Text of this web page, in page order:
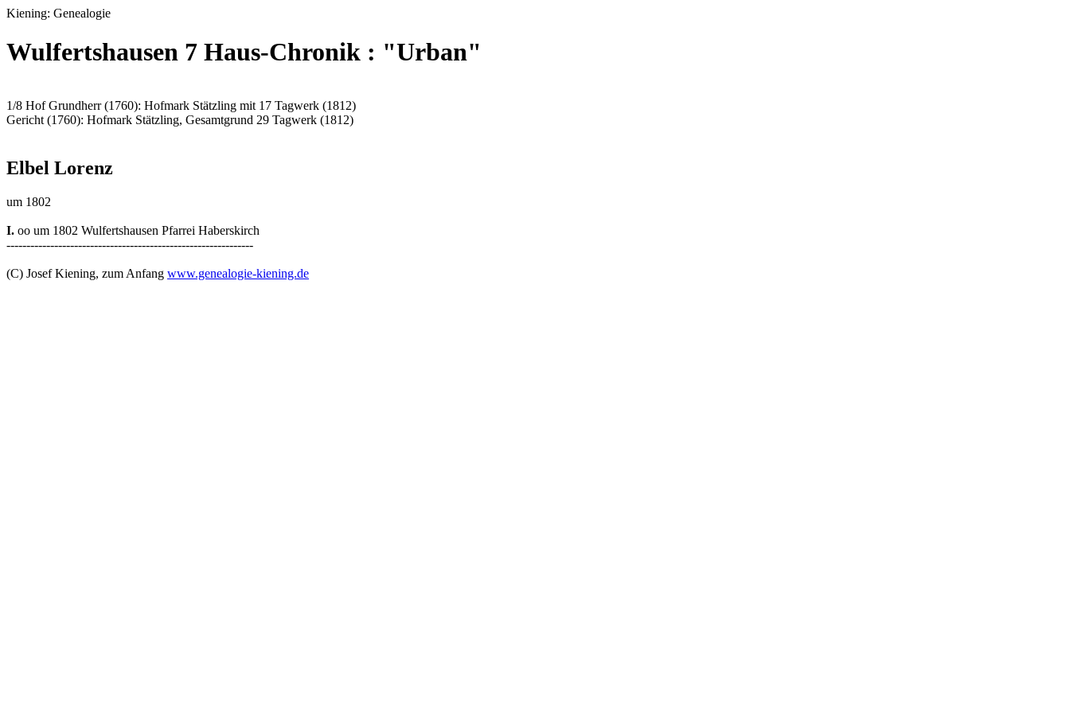
Kiening: Genealogie
Wulfertshausen 7 Haus-Chronik : "Urban"
1/8 Hof Grundherr (1760): Hofmark Stätzling mit 17 Tagwerk (1812)
Gericht (1760): Hofmark Stätzling, Gesamtgrund 29 Tagwerk (1812)
Elbel Lorenz
um 1802
I. oo um 1802 Wulfertshausen Pfarrei Haberskirch
--------------------------------------------------------------
(C) Josef Kiening, zum Anfang www.genealogie-kiening.de